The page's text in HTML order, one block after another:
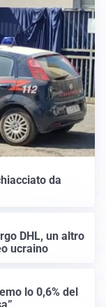
da
DHL, un altro
ucraino
lo 0,6% del